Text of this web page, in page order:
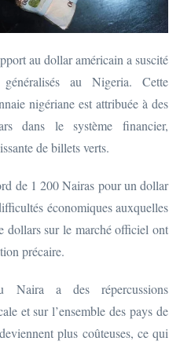
au dollar américain a suscité
au Nigeria. Cette
nigériane est attribuée à des
dans le système financier,
de billets verts.
de 1 200 Nairas pour un dollar
économiques auxquelles
dollars sur le marché officiel ont
précaire.
Naira a des répercussions
et sur l’ensemble des pays de
plus coûteuses, ce qui